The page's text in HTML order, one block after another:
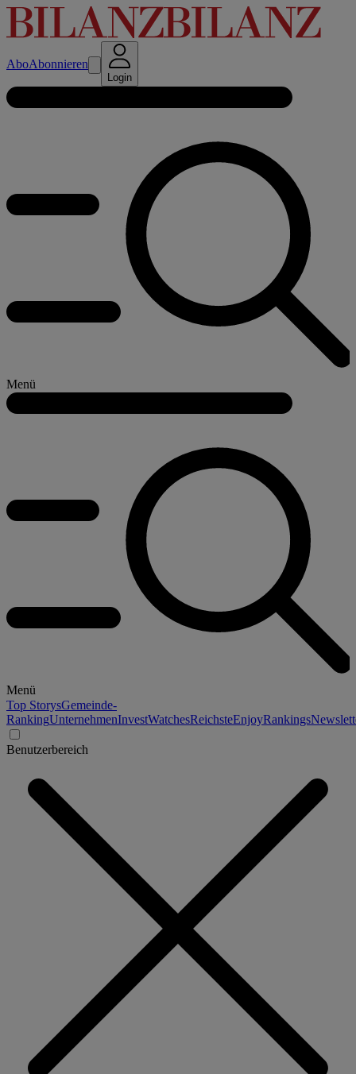
AboAbonnieren
Login
Menü
Menü
Top StorysGemeinde-
RankingUnternehmenInvestWatchesReichsteEnjoyRankings
Benutzerbereich